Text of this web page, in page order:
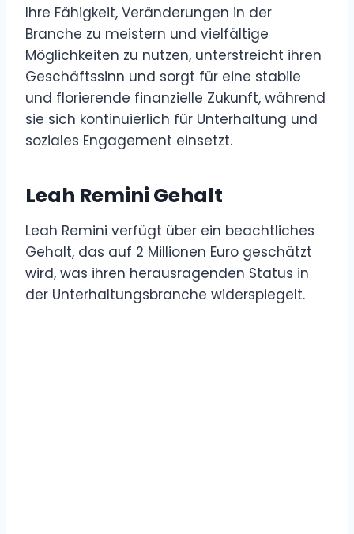
Ihre Fähigkeit, Veränderungen in der
Branche zu meistern und vielfältige
Möglichkeiten zu nutzen, unterstreicht ihren
Geschäftssinn und sorgt für eine stabile
und florierende finanzielle Zukunft, während
sie sich kontinuierlich für Unterhaltung und
soziales Engagement einsetzt.
Leah Remini Gehalt
Leah Remini verfügt über ein beachtliches
Gehalt, das auf 2 Millionen Euro geschätzt
wird, was ihren herausragenden Status in
der Unterhaltungsbranche widerspiegelt.